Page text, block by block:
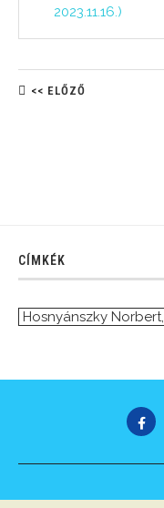
2023.11.16.)
<< ELŐZŐ
CÍMKÉK
Hosnyánszky Norbert,